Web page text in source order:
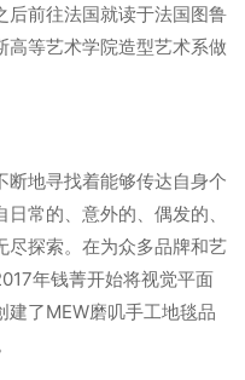
后前往法国就读于法国图鲁
高等艺术学院造型艺术系做
断地寻找着能够传达自身个
常的、意外的、偶发的、
尽探索。在为众多品牌和艺
年钱菁开始将视觉平面
建了MEW磨叽手工地毯品